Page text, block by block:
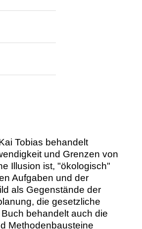
Tobias behandelt
und Grenzen von
Illusion ist, "ökologisch"
Aufgaben und der
als Gegenstände der
die gesetzliche
behandelt auch die
Methodenbausteine